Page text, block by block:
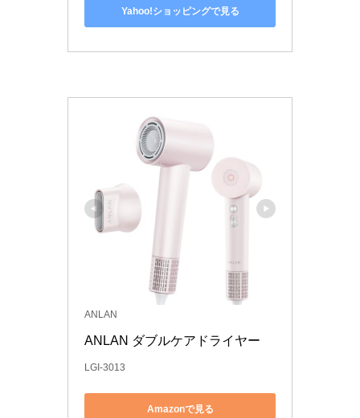
Yahoo!ショッピングで見る
ANLAN
ANLAN ダブルケアドライヤー
LGI-3013
Amazonで見る